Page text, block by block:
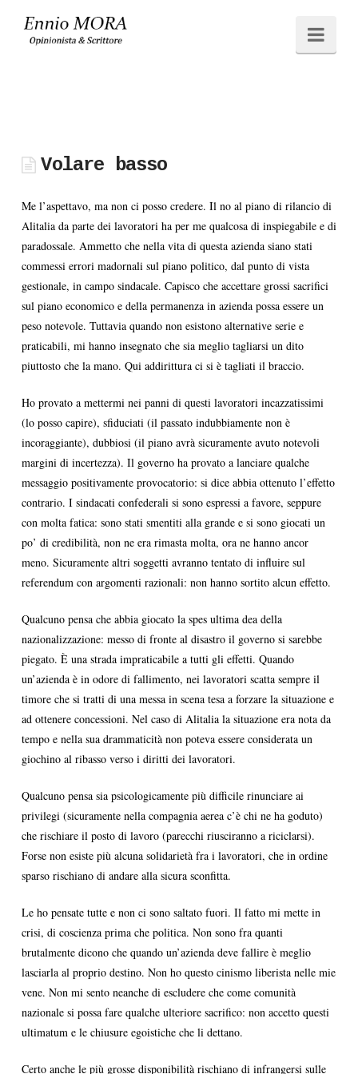
Ennio
Volare basso
Me l’aspettavo, ma non ci posso credere. Il no al piano di rilancio di
Alitalia da parte dei lavoratori ha per me qualcosa di inspiegabile e di
paradossale. Ammetto che nella vita di questa azienda siano stati
commessi errori madornali sul piano politico, dal punto di vista
gestionale, in campo sindacale. Capisco che accettare grossi sacrifici
sul piano economico e della permanenza in azienda possa essere un
peso notevole. Tuttavia quando non esistono alternative serie e
praticabili, mi hanno insegnato che sia meglio tagliarsi un dito
piuttosto che la mano. Qui addirittura ci si è tagliati il braccio.
Ho provato a mettermi nei panni di questi lavoratori incazzatissimi
(lo posso capire), sfiduciati (il passato indubbiamente non è
incoraggiante), dubbiosi (il piano avrà sicuramente avuto notevoli
margini di incertezza). Il governo ha provato a lanciare qualche
messaggio positivamente provocatorio: si dice abbia ottenuto l’effetto
contrario. I sindacati confederali si sono espressi a favore, seppure
con molta fatica: sono stati smentiti alla grande e si sono giocati un
po’ di credibilità, non ne era rimasta molta, ora ne hanno ancor
meno. Sicuramente altri soggetti avranno tentato di influire sul
referendum con argomenti razionali: non hanno sortito alcun effetto.
Qualcuno pensa che abbia giocato la spes ultima dea della
nazionalizzazione: messo di fronte al disastro il governo si sarebbe
piegato. È una strada impraticabile a tutti gli effetti. Quando
un’azienda è in odore di fallimento, nei lavoratori scatta sempre il
timore che si tratti di una messa in scena tesa a forzare la situazione e
ad ottenere concessioni. Nel caso di Alitalia la situazione era nota da
tempo e nella sua drammaticità non poteva essere considerata un
giochino al ribasso verso i diritti dei lavoratori.
Qualcuno pensa sia psicologicamente più difficile rinunciare ai
privilegi (sicuramente nella compagnia aerea c’è chi ne ha goduto)
che rischiare il posto di lavoro (parecchi riusciranno a riciclarsi).
Forse non esiste più alcuna solidarietà fra i lavoratori, che in ordine
sparso rischiano di andare alla sicura sconfitta.
Le ho pensate tutte e non ci sono saltato fuori. Il fatto mi mette in
crisi, di coscienza prima che politica. Non sono fra quanti
brutalmente dicono che quando un’azienda deve fallire è meglio
lasciarla al proprio destino. Non ho questo cinismo liberista nelle mie
vene. Non mi sento neanche di escludere che come comunità
nazionale si possa fare qualche ulteriore sacrifico: non accetto questi
ultimatum e le chiusure egoistiche che li dettano.
Certo anche le più grosse disponibilità rischiano di infrangersi sulle